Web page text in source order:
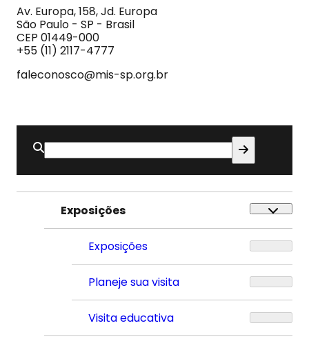
Imagem
e
do
Som
Av. Europa, 158, Jd. Europa
São Paulo - SP - Brasil
CEP 01449-000
+55 (11) 2117-4777
faleconosco@mis-sp.org.br
Buscar
por:
Exposições
Exposições
Planeje sua visita
Visita educativa